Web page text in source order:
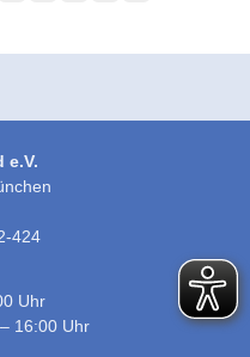
e.V.
424
Uhr
16:00 Uhr